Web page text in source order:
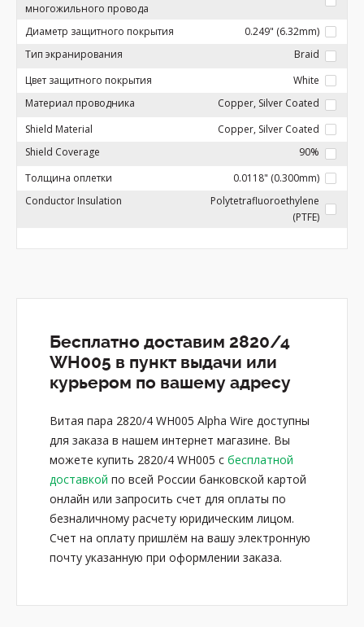
многожильного провода
Диаметр защитного покрытия
0.249" (6.32mm)
Тип экранирования
Braid
Цвет защитного покрытия
White
Материал проводника
Copper, Silver Coated
Shield Material
Copper, Silver Coated
Shield Coverage
90%
Толщина оплетки
0.0118" (0.300mm)
Conductor Insulation
Polytetrafluoroethylene
(PTFE)
Бесплатно доставим 2820/4
WH005 в пункт выдачи или
курьером по вашему адресу
Витая пара 2820/4 WH005 Alpha Wire доступны
для заказа в нашем интернет магазине. Вы
можете купить 2820/4 WH005 с бесплатной
доставкой по всей России банковской картой
онлайн или запросить счет для оплаты по
безналичному расчету юридическим лицом.
Счет на оплату пришлём на вашу электронную
почту указанную при оформлении заказа.